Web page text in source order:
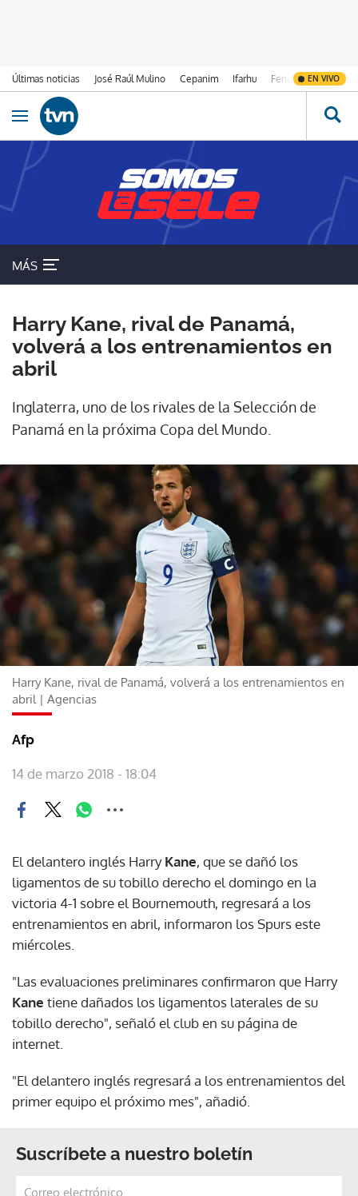
Últimas noticias José Raúl Mulino Cepanim Ifarhu Fenómeno de El
EN VIVO
Ir al contenido
Obrir navegació
MÁS
Harry Kane, rival de Panamá,
volverá a los entrenamientos en
abril
Inglaterra, uno de los rivales de la Selección de
Panamá en la próxima Copa del Mundo.
Harry Kane, rival de Panamá, volverá a los entrenamientos en
abril | Agencias
Afp
14 de marzo 2018 - 18:04
El delantero inglés HarryKane, que se dañó los
ligamentos de su tobillo derecho el domingo en la
victoria 4-1 sobre el Bournemouth, regresará a los
entrenamientos en abril, informaron los Spurs este
miércoles.
"Las evaluaciones preliminares confirmaron que Harry
Kane tiene dañados los ligamentos laterales de su
tobillo derecho", señaló el club en su página de
internet.
"El delantero inglés regresará a los entrenamientos del
primer equipo el próximo mes", añadió.
Suscríbete a nuestro boletín